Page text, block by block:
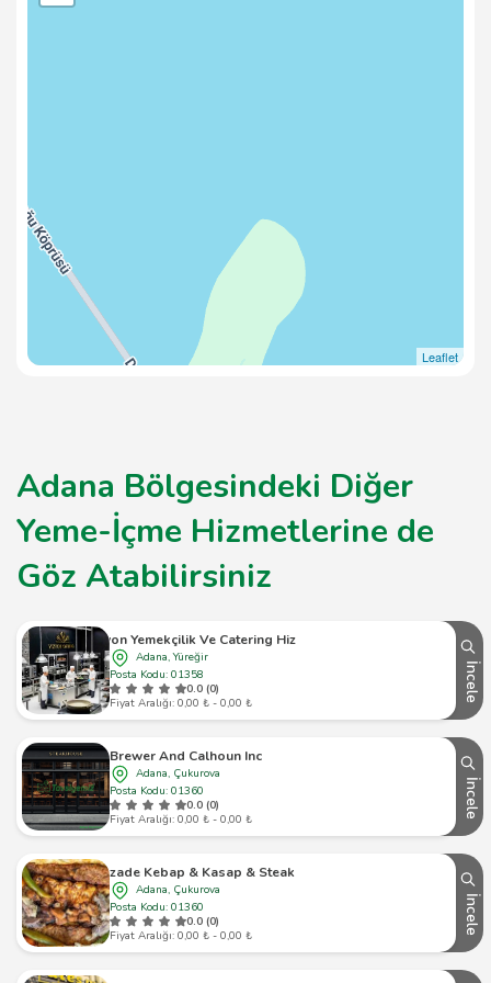
Leaflet
Adana Bölgesindeki Diğer
Yeme-İçme Hizmetlerine de
Göz Atabilirsiniz
Vizyon Yemekçilik Ve Catering Hizmetleri
Adana, Yüreğir
Posta Kodu: 01358
0.0 (0)
Fiyat Aralığı: 0,00 ₺ - 0,00 ₺
İncele
Brewer And Calhoun Inc
Adana, Çukurova
Posta Kodu: 01360
0.0 (0)
Fiyat Aralığı: 0,00 ₺ - 0,00 ₺
İncele
Beyzade Kebap & Kasap & Steakhouse
Adana, Çukurova
Posta Kodu: 01360
0.0 (0)
Fiyat Aralığı: 0,00 ₺ - 0,00 ₺
İncele